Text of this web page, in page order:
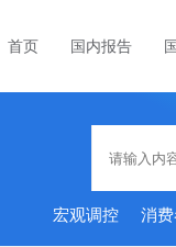
首页 国内报告
宏观调控 消